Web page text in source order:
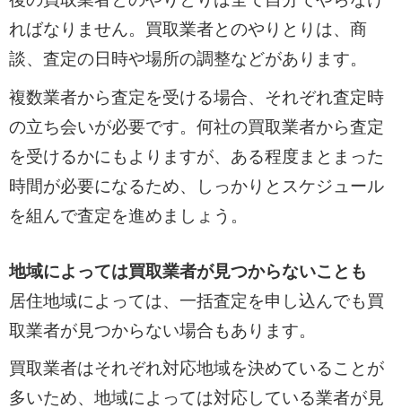
ればなりません。買取業者とのやりとりは、商
談、査定の日時や場所の調整などがあります。
複数業者から査定を受ける場合、それぞれ査定時
の立ち会いが必要です。何社の買取業者から査定
を受けるかにもよりますが、ある程度まとまった
時間が必要になるため、しっかりとスケジュール
を組んで査定を進めましょう。
地域によっては買取業者が見つからないことも
居住地域によっては、一括査定を申し込んでも買
取業者が見つからない場合もあります。
買取業者はそれぞれ対応地域を決めていることが
多いため、地域によっては対応している業者が見